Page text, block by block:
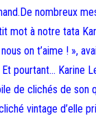
nombreux
mot à notre tata
on t’aime ! »,
pourtant… Karine
de clichés de
vintage d’elle